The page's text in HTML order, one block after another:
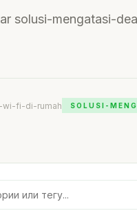
solusi-mengatasi-
fi-di-rumah SOLUSI-